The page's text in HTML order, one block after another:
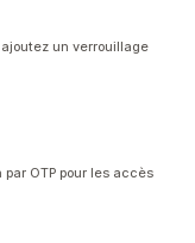
un verrouillage
OTP pour les accès